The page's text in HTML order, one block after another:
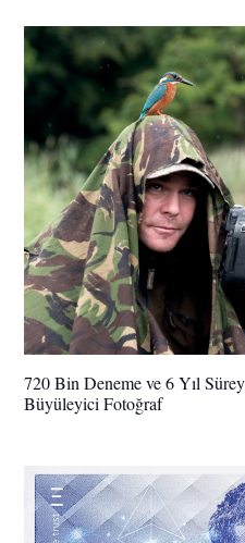
720 Bin Deneme ve 6 Yıl
Büyüleyici Fotoğraf